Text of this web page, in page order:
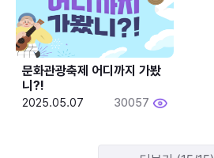
문화관광축제 어디까지 가봤
니?!
2025.05.07 30057